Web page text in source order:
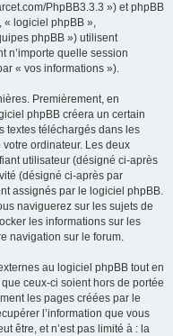
PhpBB3.3.3 ») et phpBB
« logiciel phpBB »,
phpBB ») utilisent
n’importe quelle session
« vos informations »).
Premièrement, en
phpBB créera un certain
textes téléchargés dans les
ordinateur. Les deux
utilisateur (désigné ci-après
(désigné ci-après par
assignés par le logiciel phpBB.
naviguerez sur les sujets de
les informations sur les
navigation sur le forum.
au logiciel phpBB tout en
ceux-ci soient hors de portée
les pages créées par le
l’information que vous
être, et n’est pas limité à : la